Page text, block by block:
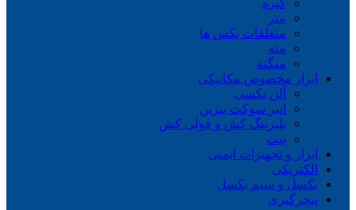
متر
متعلقات بکس ها
مته
منگنه
ابزار مخصوص مکانیکی
آلن بکسی
انبر سوکت بنزین
بلبرینگ کش و فولی کش
بیت
ابزار و تجهیزات ایمنی
الکتریکی
بکسل و سیم بکسل
پنچرگیری